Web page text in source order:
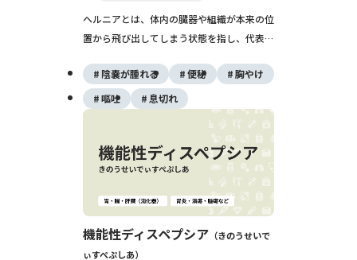
ヘルニアとは、体内の臓器や組織が本来の位
置から飛び出してしまう状態を指し、代表的
ります。放置すると重症化することがあり、
多くは手術が必要です。症状や治療法は部位
によって異なるため、適切な診断と管理が重
陰嚢が腫れる 便秘
胸やけ
嘔吐
息切れ
機能性ディスペプシア
きのうせいで
ぃすぺぷしあ